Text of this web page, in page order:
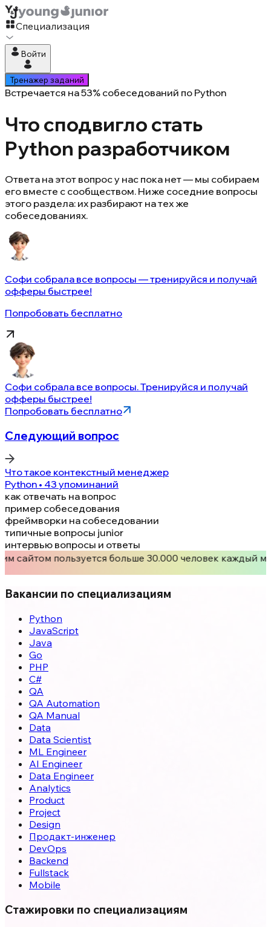
Специализация
Войти
Тренажер заданий
Встречается на 53% собеседований по Python
Что сподвигло стать
Python разработчиком
Ответа на этот вопрос у нас пока нет — мы собираем
его вместе с сообществом. Ниже соседние вопросы
этого раздела: их разбирают на тех же
собеседованиях.
Софи собрала все вопросы — тренируйся и получай
офферы быстрее!
Попробовать бесплатно
Софи собрала все вопросы. Тренируйся и получай
офферы быстрее!
Попробовать бесплатно
Следующий вопрос
Что такое контекстный менеджер
Python • 43 упоминаний
как отвечать на вопрос
пример собеседования
фреймворки на собеседовании
типичные вопросы junior
интервью вопросы и ответы
сайтом пользуется больше 30.000 человек каждый
Вакансии по специализациям
Python
JavaScript
Java
Go
PHP
C#
QA
QA Automation
QA Manual
Data
Data Scientist
ML Engineer
AI Engineer
Data Engineer
Analytics
Product
Project
Design
Продакт-инженер
DevOps
Backend
Fullstack
Mobile
Стажировки по специализациям